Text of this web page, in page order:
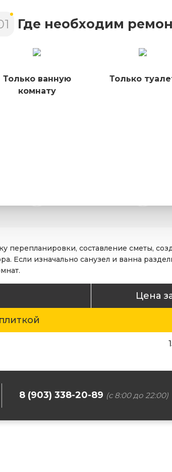
Где необходим
Только ванную
комнату
Только
перепланировки, составление сметы,
Если изначально санузел и ванна
Цена
8 (903) 338-20-89 (с 8:00 до 22:00)